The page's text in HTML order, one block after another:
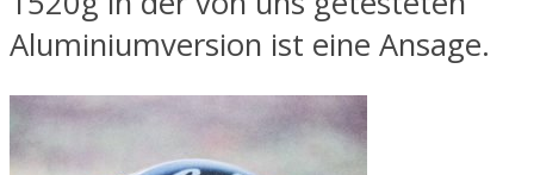
Aluminiumversion ist eine Ansage.